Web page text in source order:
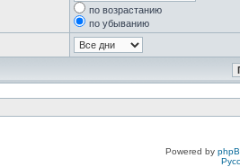
по возрастанию
по убыванию
Powered by